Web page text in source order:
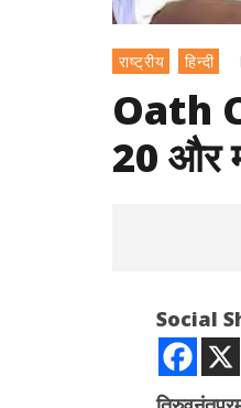
राष्ट्रीय हिन्दी
Oath
20 और
Social